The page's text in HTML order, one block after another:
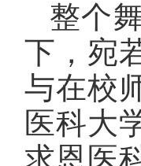
整个
下，宛
与在校
医科大
求恩医